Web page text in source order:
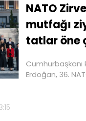
NATO
mutfağı
tatlar öne
Erdoğan, 36.